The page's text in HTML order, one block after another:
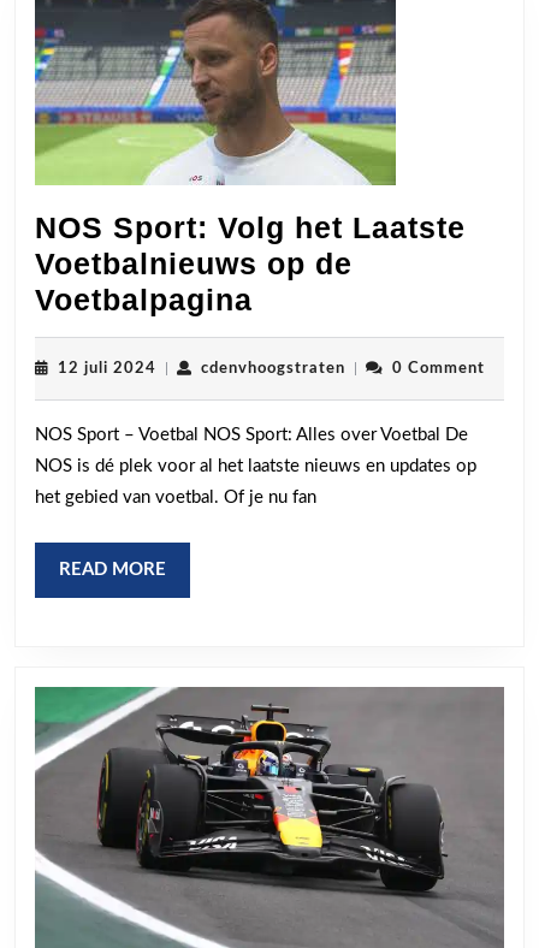
NOS Sport: Volg het Laatste
Voetbalnieuws op de
Voetbalpagina
Sport:
Volg
het
Laatste
Voetbalnieuws
op
12 juli 2024 12
cdenvhoogstratencdenvhoogstraten
0 Comment
NOS Sport – Voetbal NOS Sport: Alles over Voetbal De
NOS is dé plek voor al het laatste nieuws en updates op
het gebied van voetbal. Of je nu fan
READ MORE
MORE